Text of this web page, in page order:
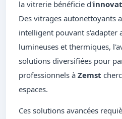
la vitrerie bénéficie d'
Des vitrages autonettoyants
intelligent pouvant s'adapter
lumineuses et thermiques,
solutions diversifiées pour
professionnels à Zemst
espaces.
Ces solutions avancées